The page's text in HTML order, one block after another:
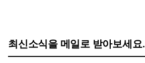
최신소식을 메일로 받아보세요.